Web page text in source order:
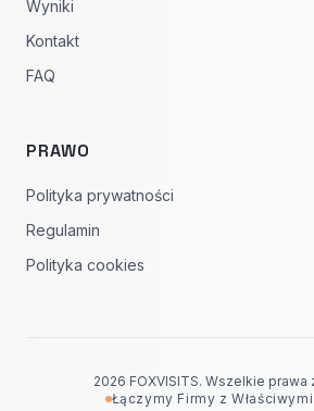
Wyniki
Kontakt
FAQ
PRAWO
Polityka prywatności
Regulamin
Polityka cookies
2026 FOXVISITS. Wszelkie prawa
Łączymy Firmy z